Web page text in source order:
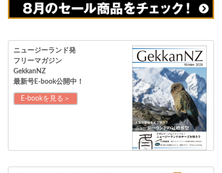
ニュージーランド発
フリーマガジン
GekkanNZ
最新号E-book公開中！
E-bookを見る＞